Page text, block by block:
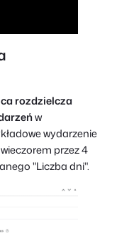
rozdzielcza
w
wydarzenie
przez 4
"Liczba dni".